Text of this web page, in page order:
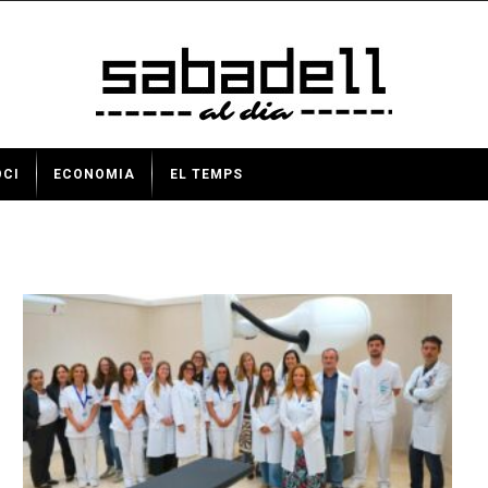
ECONOMIA EL TEMPS